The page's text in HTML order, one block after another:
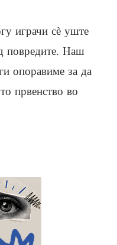
играчи сè уште
повредите. Наш
опоравиме за да
првенство во